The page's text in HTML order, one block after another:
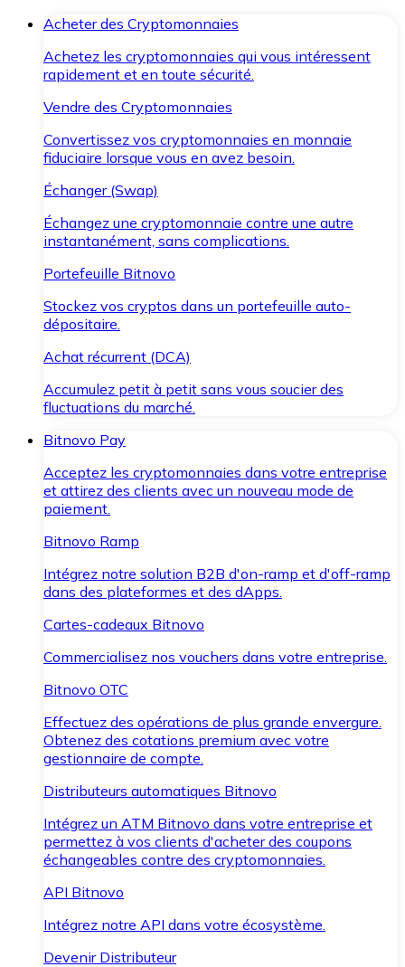
Acheter des Cryptomonnaies
Achetez les cryptomonnaies qui vous intéressent
rapidement et en toute sécurité.
Vendre des Cryptomonnaies
Convertissez vos cryptomonnaies en monnaie
fiduciaire lorsque vous en avez besoin.
Échanger (Swap)
Échangez une cryptomonnaie contre une autre
instantanément, sans complications.
Portefeuille Bitnovo
Stockez vos cryptos dans un portefeuille auto-
dépositaire.
Achat récurrent (DCA)
Accumulez petit à petit sans vous soucier des
fluctuations du marché.
Bitnovo Pay
Acceptez les cryptomonnaies dans votre entreprise
et attirez des clients avec un nouveau mode de
paiement.
Bitnovo Ramp
Intégrez notre solution B2B d'on-ramp et d'off-ramp
dans des plateformes et des dApps.
Cartes-cadeaux Bitnovo
Commercialisez nos vouchers dans votre entreprise.
Bitnovo OTC
Effectuez des opérations de plus grande envergure.
Obtenez des cotations premium avec votre
gestionnaire de compte.
Distributeurs automatiques Bitnovo
Intégrez un ATM Bitnovo dans votre entreprise et
permettez à vos clients d'acheter des coupons
échangeables contre des cryptomonnaies.
API Bitnovo
Intégrez notre API dans votre écosystème.
Devenir Distributeur